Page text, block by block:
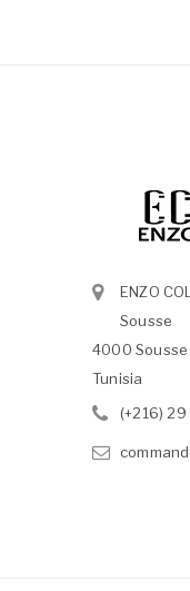
ENZO
Sousse
4000 Sousse
Tunisia
(+216) 29